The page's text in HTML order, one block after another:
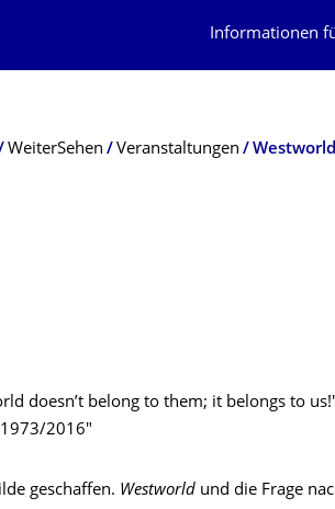
Informationen
WeiterSehen Veranstaltungen
doesn’t belong to them; it belongs to
1973/2016"
geschaffen. Westworld und die Frage